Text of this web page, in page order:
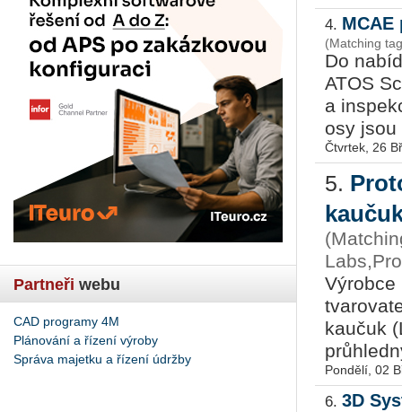
Partneři webu
CAD programy 4M
Plánování a řízení výroby
Správa majetku a řízení údržby
4.
(Matching
Do
ATOS
a
osy jsou
Čtvrtek, 26
5.
Výrobce
kaučuk
Pondělí, 02
6. 3D